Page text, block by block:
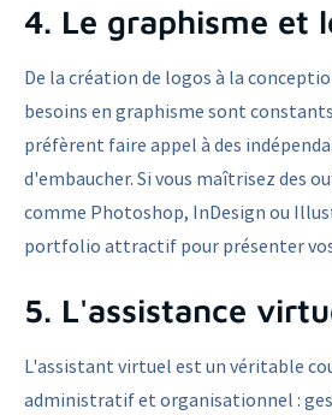
4. Le graphisme et
De la création de logos à la
besoins en graphisme sont
préfèrent faire appel à des
d'embaucher. Si vous maîtrisez des
comme Photoshop, InDesign ou
portfolio attractif pour présenter
5. L'assistance
L'assistant virtuel est un véritable
administratif et organisationnel :